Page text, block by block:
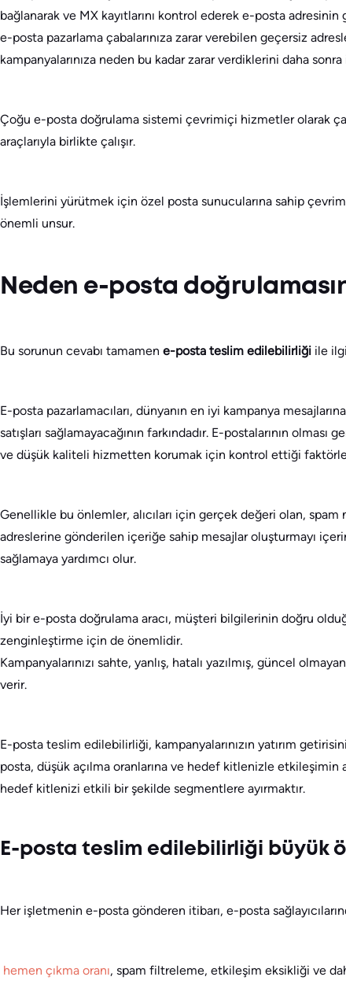
bağlanarak ve MX kayıtlarını kontrol ederek e-posta
e-posta pazarlama çabalarınıza zarar verebilen geçersiz
kampanyalarınıza neden bu kadar zarar verdiklerini daha
Çoğu e-posta doğrulama sistemi çevrimiçi hizmetler olarak
araçlarıyla birlikte çalışır.
İşlemlerini yürütmek için özel posta sunucularına sahip
önemli unsur.
Neden e-posta
Bu sorunun cevabı tamamen e-posta teslim edilebilirliği ile
E-posta pazarlamacıları, dünyanın en iyi kampanya
satışları sağlamayacağının farkındadır. E-postalarının
ve düşük kaliteli hizmetten korumak için kontrol ettiği
Genellikle bu önlemler, alıcıları için gerçek değeri olan,
adreslerine gönderilen içeriğe sahip mesajlar oluşturmayı
sağlamaya yardımcı olur.
İyi bir e-posta doğrulama aracı, müşteri bilgilerinin doğru
zenginleştirme için de önemlidir.
Kampanyalarınızı sahte, yanlış, hatalı yazılmış, güncel
verir.
E-posta teslim edilebilirliği, kampanyalarınızın yatırım
posta, düşük açılma oranlarına ve hedef kitlenizle etkileşimin
hedef kitlenizi etkili bir şekilde segmentlere ayırmaktır.
E-posta teslim edilebilirliği büyük
Her işletmenin e-posta gönderen itibarı, e-posta
hemen çıkma oranı, spam filtreleme, etkileşim eksikliği ve